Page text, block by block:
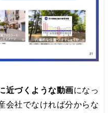
近づくような動画になっ
会社でなければ分からな